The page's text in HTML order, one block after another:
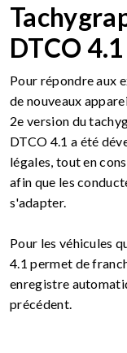
DTCO 4.1
Pour répondre aux
de nouveaux
2e version du
DTCO 4.1 a été
légales, tout en
afin que les
s'adapter.
Pour les véhicules
4.1 permet de
enregistre
précédent.